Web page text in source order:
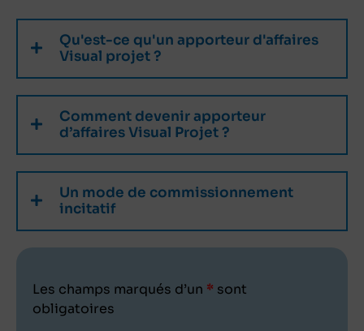
Les champs marqués d’un * sont
obligatoires
Qu'est-ce qu'un apporteur d'affaires
Visual projet ?
Comment devenir apporteur
d’affaires Visual Projet ?
Un mode de commissionnement
incitatif